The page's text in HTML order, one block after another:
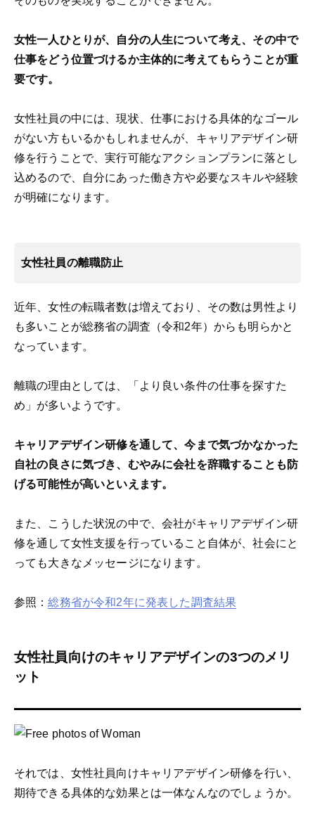
女性一人ひとりが、自分の人生について考え、その中で
仕事をどう位置づけるか主体的に考えてもらうことが重
要です。
女性社員の中には、現状、仕事における具体的なゴール
がない方もいるかもしれませんが、キャリアデザイン研
修を行うことで、実行可能なアクションプランに落とし
込めるので、自分にあった働き方や必要なスキルや経験
が明確になります。
女性社員の離職防止
近年、女性の転職者数は増えており、その数は男性より
も多いことが総務省の調査（令和2年）からも明らかと
なっています。
離職の理由としては、「より良い条件の仕事を探すた
め」が多いようです。
キャリアデザイン研修を通して、今まで気づかなかった
自社の良さに気づき、むやみに会社を辞職することも防
げる可能性が高いといえます。
また、こうした状況の中で、会社がキャリアデザイン研
修を通して女性支援を行っていること自体が、社会にと
っても大きなメッセージになります。
参照：総務省が令和2年に発表した調査結果
女性社員向けのキャリアデザインの3つのメリ
ット
それでは、女性社員向けキャリアデザイン研修を行い、
期待できる具体的な効果とは一体なんなのでしょうか。